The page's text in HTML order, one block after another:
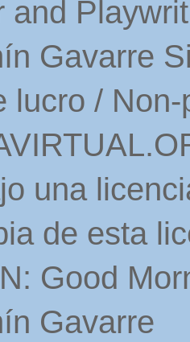
and
Gavarre
lucro /
una
de esta
Good
Gavarre